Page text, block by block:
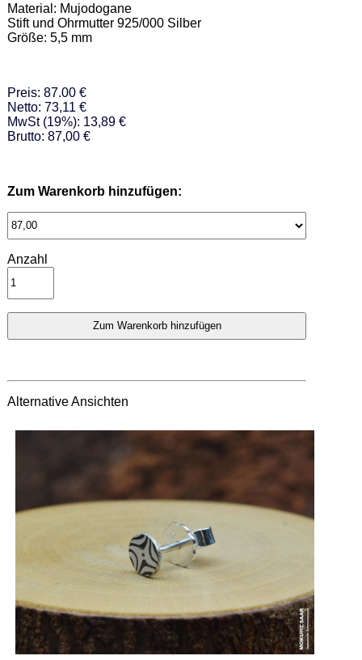
Material: Mujodogane
Stift und Ohrmutter 925/000 Silber
Größe: 5,5 mm
Preis: 87.00 €
Netto: 73,11 €
MwSt (19%): 13,89 €
Brutto: 87,00 €
Zum Warenkorb hinzufügen:
Anzahl
Alternative Ansichten